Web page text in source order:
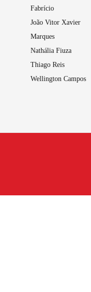
Fabrício
João Vitor Xavier
Marques
Nathália Fiuza
Thiago Reis
Wellington Campos